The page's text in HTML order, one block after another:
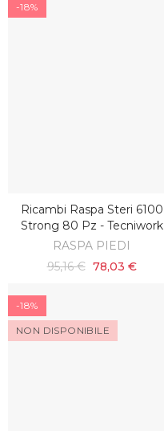
-18%
AGGIUNGI AL CARRELLO
Ricambi Raspa Steri 6100
Strong 80 Pz - Tecniwork
RASPA PIEDI
95,16 € 78,03 €
-18%
NON DISPONIBILE